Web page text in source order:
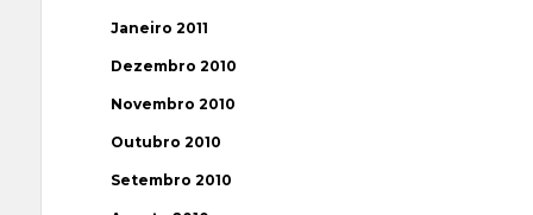
Janeiro 2011
Dezembro 2010
Novembro 2010
Outubro 2010
Setembro 2010